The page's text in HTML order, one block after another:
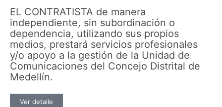
EL CONTRATISTA de manera
independiente, sin subordinación o
dependencia, utilizando sus propios
medios, prestará servicios profesionales
y/o apoyo a la gestión de la Unidad de
Comunicaciones del Concejo Distrital de
Medellín.
Ver detalle